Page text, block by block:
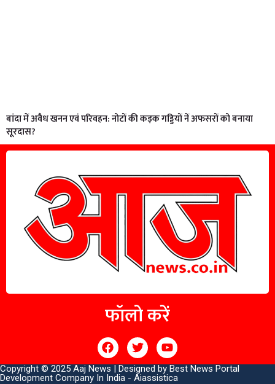
बांदा में अवैध खनन एवं परिवहन: नोटों की कड़क गड्डियों नें अफसरों को बनाया
सूरदास?
फॉलो करें
Copyright © 2025 Aaj News | Designed by Best News Portal
Development Company In India - Aiassistica